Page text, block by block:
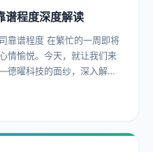
谱程度深度解读
忙的一周即将
情愉悦。今天，就让我们来
曜科技的面纱，深入解读